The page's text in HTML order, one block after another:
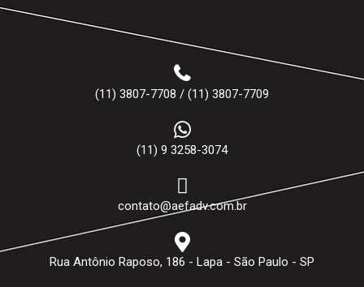
(11) 3807-7708 / (11) 3807-7709
(11) 9 3258-3074
contato@aefadv.com.br
Rua Antônio Raposo, 186 - Lapa - São Paulo - SP